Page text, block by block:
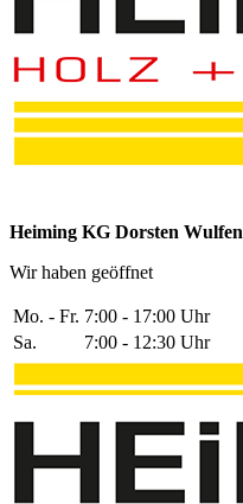
Heiming KG Dorsten Wulfen
Wir haben geöffnet
Mo. - Fr. 7:00 - 17:00 Uhr
Sa.
7:00 - 12:30 Uhr